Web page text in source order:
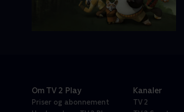
Om TV 2 Play
Priser og abonnement
Kanaler
TV 2